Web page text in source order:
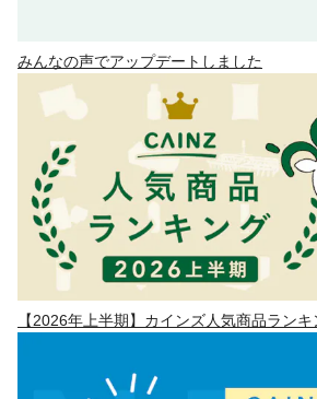
みんなの声でアップデートしました
【2026年上半期】カインズ人気商品ランキ